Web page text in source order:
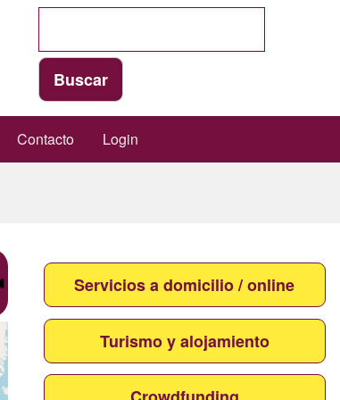
Contacto Login
Servicios a domicilio / online
Turismo y alojamiento